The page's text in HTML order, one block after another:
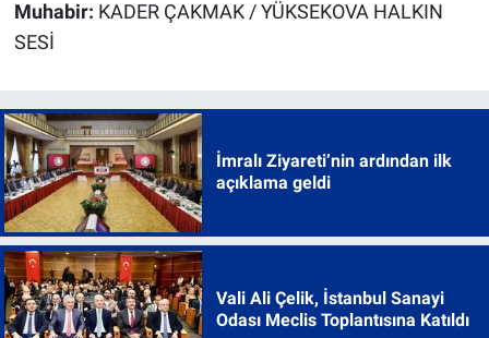
Muhabir: KADER ÇAKMAK / YÜKSEKOVA HALKIN
SESİ
İmralı Ziyareti’nin ardından ilk
açıklama geldi
Vali Ali Çelik, İstanbul Sanayi
Odası Meclis Toplantısına Katıldı